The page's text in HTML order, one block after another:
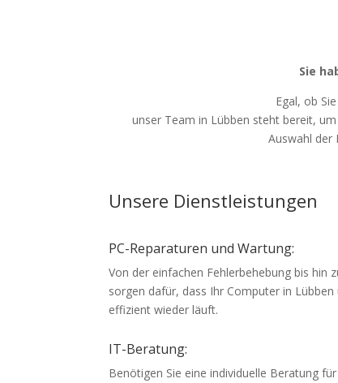
Sie
Egal, ob
unser Team in Lübben steht bereit,
Auswahl der
Unsere Dienstleistungen
PC-Reparaturen und Wartung:
Von der einfachen Fehlerbehebung bis hin
sorgen dafür, dass Ihr Computer in
effizient wieder läuft.
IT-Beratung:
Benötigen Sie eine individuelle Beratung